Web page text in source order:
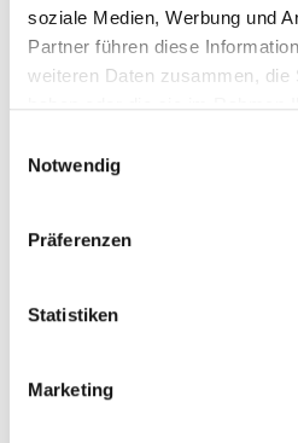
soziale Medien, Werbung und
Partner führen diese
weiteren Daten zusammen, die
Notwendig
Präferenzen
Statistiken
Marketing
111249 4,8 mm 30 mm